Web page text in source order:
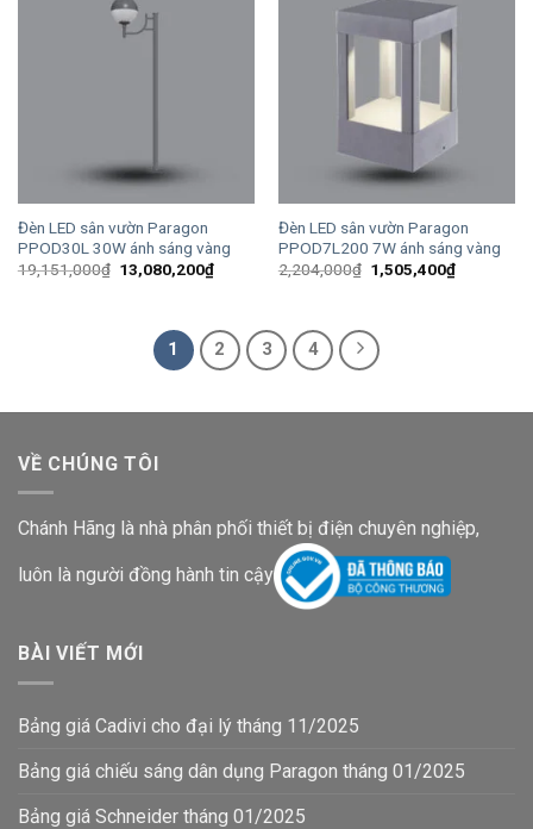
Đèn LED sân vườn Paragon
PPOD30L 30W ánh sáng vàng
19,151,000₫ Giá
gốc
13,080,200₫Giá
hiện
13,080,200₫.
Đèn LED sân vườn Paragon
PPOD7L200 7W ánh sáng vàng
2,204,000₫ Giá
gốc
1,505,400₫Giá
hiện
1 2 3 4
VỀ CHÚNG TÔI
Chánh Hãng là nhà phân phối thiết bị điện chuyên nghiệp,
luôn là người đồng hành tin cậy
BÀI VIẾT MỚI
Bảng giá Cadivi cho đại lý tháng 11/2025
Bảng giá chiếu sáng dân dụng Paragon tháng 01/2025
Bảng giá Schneider tháng 01/2025